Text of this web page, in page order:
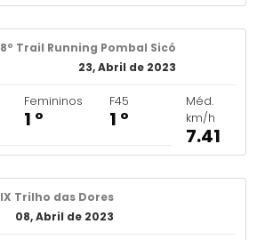
8º Trail Running Pombal Sicó
23, Abril de 2023
Femininos
1 º
F45
1 º
Méd.
km/h
7.41
IX Trilho das Dores
08, Abril de 2023